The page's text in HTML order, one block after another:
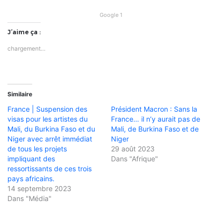
Google 1
J’aime ça :
chargement…
Similaire
France | Suspension des
visas pour les artistes du
Mali, du Burkina Faso et du
Niger avec arrêt immédiat
de tous les projets
impliquant des
ressortissants de ces trois
pays africains.
14 septembre 2023
Dans "Média"
Président Macron : Sans la
France… il n’y aurait pas de
Mali, de Burkina Faso et de
Niger
29 août 2023
Dans "Afrique"